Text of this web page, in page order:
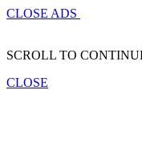
CLOSE ADS
SCROLL TO
CLOSE